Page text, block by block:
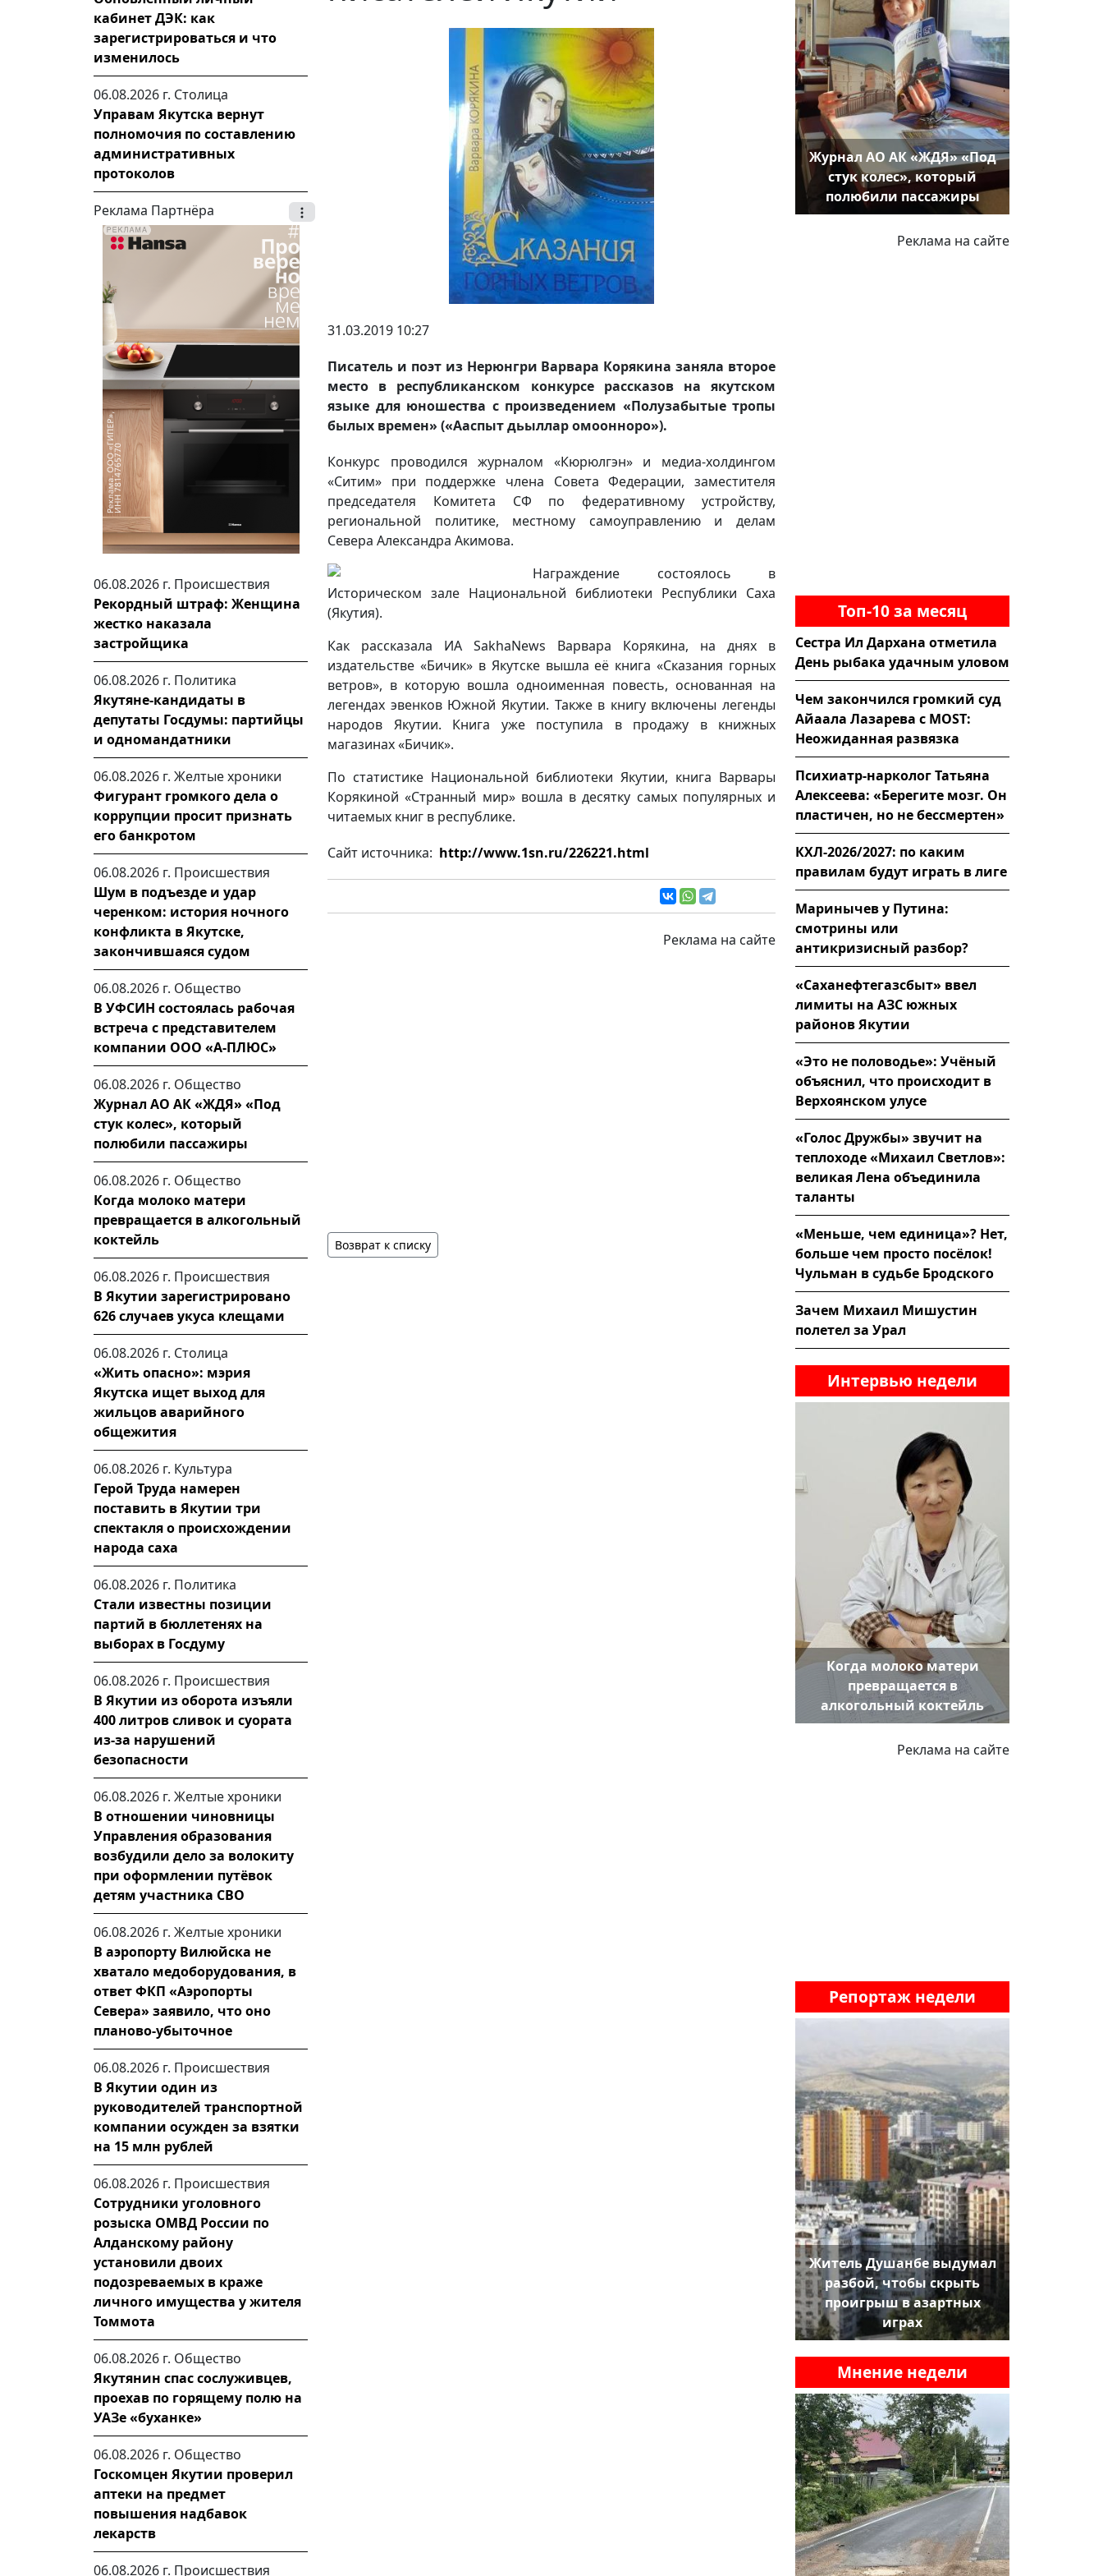
кабинет ДЭК: как
зарегистрироваться и что
изменилось
06.08.2026 г. Столица
Управам Якутска вернут
полномочия по составлению
административных
протоколов
Реклама Партнёра
06.08.2026 г. Происшествия
Рекордный штраф: Женщина
жестко наказала
застройщика
06.08.2026 г. Политика
Якутяне-кандидаты в
депутаты Госдумы: партийцы
и одномандатники
06.08.2026 г. Желтые хроники
Фигурант громкого дела о
коррупции просит признать
его банкротом
06.08.2026 г. Происшествия
Шум в подъезде и удар
черенком: история ночного
конфликта в Якутске,
закончившаяся судом
06.08.2026 г. Общество
В УФСИН состоялась рабочая
встреча с представителем
компании ООО «А-ПЛЮС»
06.08.2026 г. Общество
Журнал АО АК «ЖДЯ» «Под
стук колес», который
полюбили пассажиры
06.08.2026 г. Общество
Когда молоко матери
превращается в алкогольный
коктейль
06.08.2026 г. Происшествия
В Якутии зарегистрировано
626 случаев укуса клещами
06.08.2026 г. Столица
«Жить опасно»: мэрия
Якутска ищет выход для
жильцов аварийного
общежития
06.08.2026 г. Культура
Герой Труда намерен
поставить в Якутии три
спектакля о происхождении
народа саха
06.08.2026 г. Политика
Стали известны позиции
партий в бюллетенях на
выборах в Госдуму
06.08.2026 г. Происшествия
В Якутии из оборота изъяли
400 литров сливок и суората
из-за нарушений
безопасности
06.08.2026 г. Желтые хроники
В отношении чиновницы
Управления образования
возбудили дело за волокиту
при оформлении путёвок
детям участника СВО
06.08.2026 г. Желтые хроники
В аэропорту Вилюйска не
хватало медоборудования, в
ответ ФКП «Аэропорты
Севера» заявило, что оно
планово-убыточное
06.08.2026 г. Происшествия
В Якутии один из
руководителей транспортной
компании осужден за взятки
на 15 млн рублей
06.08.2026 г. Происшествия
Сотрудники уголовного
розыска ОМВД России по
Алданскому району
установили двоих
подозреваемых в краже
личного имущества у жителя
Томмота
06.08.2026 г. Общество
Якутянин спас сослуживцев,
проехав по горящему полю на
УАЗе «буханке»
06.08.2026 г. Общество
Госкомцен Якутии проверил
аптеки на предмет
повышения надбавок
лекарств
06.08.2026 г. Происшествия
31.03.2019 10:27
Писатель и поэт из Нерюнгри Варвара Корякина заняла второе
место в республиканском конкурсе рассказов на якутском
языке для юношества с произведением «Полузабытые тропы
былых времен» («Ааспыт дьыллар омоонноро»).
Конкурс проводился журналом «Кюрюлгэн» и медиа-холдингом
«Ситим» при поддержке члена Совета Федерации, заместителя
председателя Комитета СФ по федеративному устройству,
региональной политике, местному самоуправлению и делам
Севера Александра Акимова.
Награждение состоялось в
Историческом зале Национальной библиотеки Республики Саха
(Якутия).
Как рассказала ИА SakhaNews Варвара Корякина, на днях в
издательстве «Бичик» в Якутске вышла её книга «Сказания горных
ветров», в которую вошла одноименная повесть, основанная на
легендах эвенков Южной Якутии. Также в книгу включены легенды
народов Якутии. Книга уже поступила в продажу в книжных
магазинах «Бичик».
По статистике Национальной библиотеки Якутии, книга Варвары
Корякиной «Странный мир» вошла в десятку самых популярных и
читаемых книг в республике.
Сайт источника: http://www.1sn.ru/226221.html
Реклама на сайте
Возврат к списку
Журнал АО АК «ЖДЯ» «Под
стук колес», который
полюбили пассажиры
Реклама на сайте
Топ-10 за месяц
Сестра Ил Дархана отметила
День рыбака удачным уловом
Чем закончился громкий суд
Айаала Лазарева с MOST:
Неожиданная развязка
Психиатр-нарколог Татьяна
Алексеева: «Берегите мозг. Он
пластичен, но не бессмертен»
КХЛ-2026/2027: по каким
правилам будут играть в лиге
Маринычев у Путина:
смотрины или
антикризисный разбор?
«Саханефтегазсбыт» ввел
лимиты на АЗС южных
районов Якутии
«Это не половодье»: Учёный
объяснил, что происходит в
Верхоянском улусе
«Голос Дружбы» звучит на
теплоходе «Михаил Светлов»:
великая Лена объединила
таланты
«Меньше, чем единица»? Нет,
больше чем просто посёлок!
Чульман в судьбе Бродского
Зачем Михаил Мишустин
полетел за Урал
Интервью недели
Когда молоко матери
превращается в
алкогольный коктейль
Реклама на сайте
Репортаж недели
Житель Душанбе выдумал
разбой, чтобы скрыть
проигрыш в азартных
играх
Мнение недели